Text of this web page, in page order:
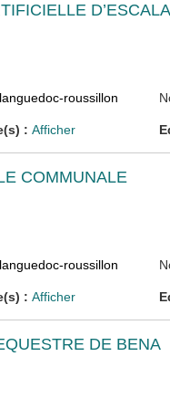
languedoc-roussillon
: Afficher
COMMUNALE
languedoc-roussillon
: Afficher
DE BENA